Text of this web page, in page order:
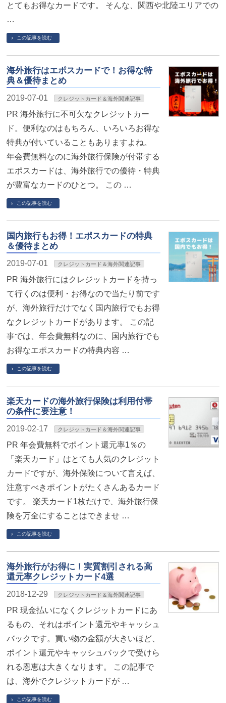
とてもお得なカードです。 そんな、関西や北陸エリアでの
…
この記事を読む
海外旅行はエポスカードで！お得な特
典＆優待まとめ
2019-07-01 クレジットカード＆海外関連記事
PR 海外旅行に不可欠なクレジットカー
ド。便利なのはもちろん、いろいろお得な
特典が付いていることもありますよね。
年会費無料なのに海外旅行保険が付帯する
エポスカードは、海外旅行での優待・特典
が豊富なカードのひとつ。 この …
この記事を読む
国内旅行もお得！エポスカードの特典
＆優待まとめ
2019-07-01 クレジットカード＆海外関連記事
PR 海外旅行にはクレジットカードを持っ
て行くのは便利・お得なので当たり前です
が、海外旅行だけでなく国内旅行でもお得
なクレジットカードがあります。 この記
事では、年会費無料なのに、国内旅行でも
お得なエポスカードの特典内容 …
この記事を読む
楽天カードの海外旅行保険は利用付帯
の条件に要注意！
2019-02-17 クレジットカード＆海外関連記事
PR 年会費無料でポイント還元率1％の
「楽天カード」はとても人気のクレジット
カードですが、海外保険について言えば、
注意すべきポイントがたくさんあるカード
です。 楽天カード1枚だけで、海外旅行保
険を万全にすることはできませ …
この記事を読む
海外旅行がお得に！実質割引される高
還元率クレジットカード4選
2018-12-29 クレジットカード＆海外関連記事
PR 現金払いになくクレジットカードにあ
るもの、それはポイント還元やキャッシュ
バックです。買い物の金額が大きいほど、
ポイント還元やキャッシュバックで受けら
れる恩恵は大きくなります。 この記事で
は、海外でクレジットカードが …
この記事を読む